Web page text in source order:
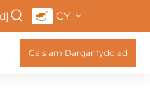
CY
Cais am Darganfyddiad